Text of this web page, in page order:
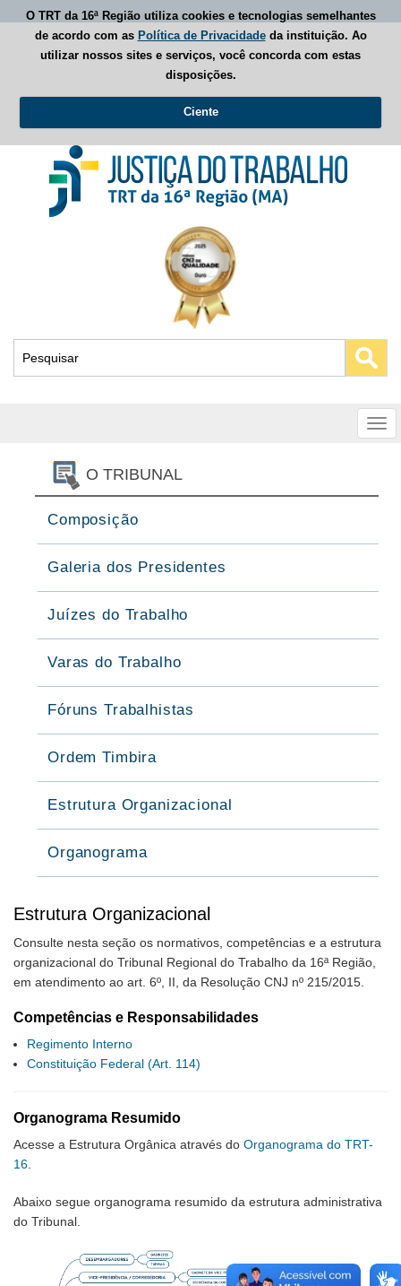
O TRT da 16ª Região utiliza cookies e tecnologias semelhantes
de acordo com as Política de Privacidadeda instituição. Ao
utilizar nossos sites e serviços, você concorda com estas
disposições.
Ciente
Estrutura Organizacional
Consulte nesta seção os normativos, competências e a estrutura
organizacional do Tribunal Regional do Trabalho da 16ª Região,
em atendimento ao art. 6º, II, da Resolução CNJ nº 215/2015.
Competências e Responsabilidades
Regimento Interno
Constituição Federal (Art. 114)
Organograma Resumido
Acesse a Estrutura Orgânica através do Organograma do TRT-
16
Abaixo segue organograma resumido da estrutura administrativa
do Tribunal.
O TRIBUNAL
Composição
Galeria dos Presidentes
Juízes do Trabalho
Varas do Trabalho
Fóruns Trabalhistas
Ordem Timbira
Estrutura Organizacional
Organograma